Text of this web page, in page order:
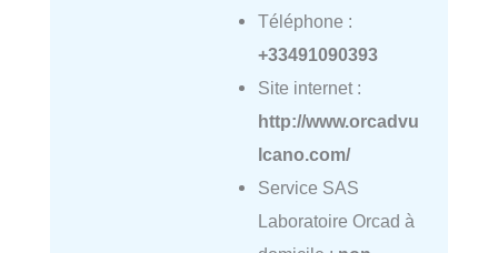
Téléphone :
+33491090393
Site internet :
http://www.orcadvu
lcano.com/
Service SAS
Laboratoire Orcad à